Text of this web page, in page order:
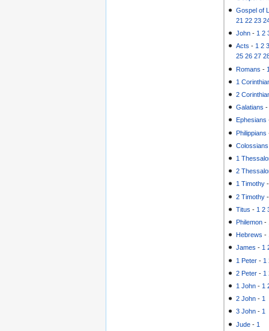
Gospel of
21 22 23
John - 1 2
Acts - 1 2
25 26 27
Romans -
1
2
Galatians
Ephesians
Philippians
Colossians
1
2
1 Timothy
2 Timothy
Titus - 1 2
Philemon -
Hebrews -
James - 1
1 Peter - 1
2 Peter - 1
1 John - 1
2 John - 1
3 John -1
Jude - 1